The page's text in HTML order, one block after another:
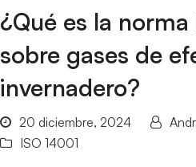
¿Qué es la
sobre gases de
invernadero?
20 diciembre, 2024
ISO 14001